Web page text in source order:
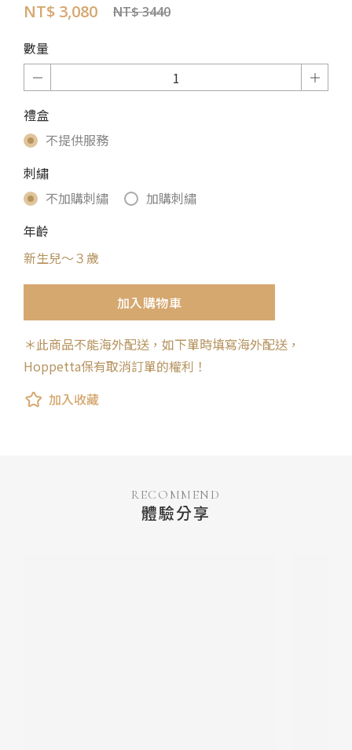
NT$ 3,080 NT$ 3440
數量
禮盒
不提供服務
刺繡
不加購刺繡
加購刺繡
年齡
新生兒～３歲
加入購物車
＊此商品不能海外配送，如下單時填寫海外配送，
Hoppetta保有取消訂單的權利！
加入收藏
RECOMMEND
體驗分享